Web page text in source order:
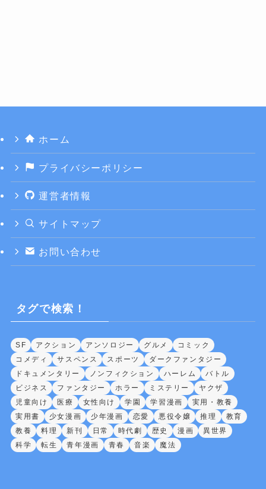
ホーム
プライバシーポリシー
運営者情報
サイトマップ
お問い合わせ
タグで検索！
SF アクション アンソロジー グルメ
コミック
コメディ
サスペンス スポーツ
ダークファンタジー
ドキュメンタリー
ノンフィクション ハーレム
バトル
ビジネス
ファンタジー ホラー ミステリー
ヤクザ
児童向け
医療 女性向け 学園 学習漫画
実用・教養
実用書
少女漫画 少年漫画 恋愛 悪役令嬢 推理
教育
教養
料理 新刊 日常 時代劇 歴史 漫画
異世界
科学
転生 青年漫画 青春 音楽 魔法